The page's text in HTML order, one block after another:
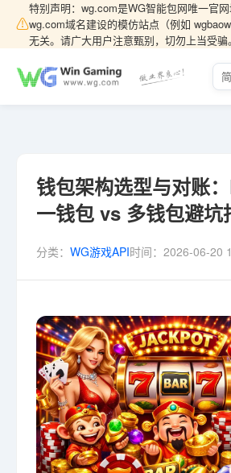
⚠
特别声明：wg.com是WG智能包网唯一官
wg.com域名建设的模仿站点（例如
无关。请广大用户注意甄别，切勿上当受骗。
钱包架构选型与对账
一钱包 vs 多钱包避坑
分类： WG游戏API时间： 2026-06-20